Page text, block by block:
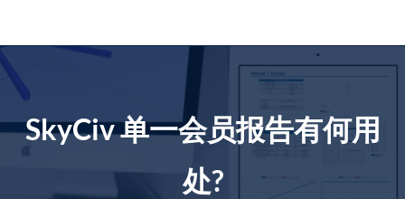
内
容
SkyCiv 单一会员报告有何用
处?